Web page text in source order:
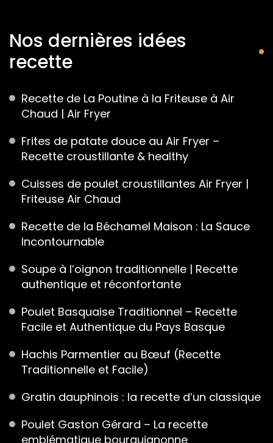
Nos dernières idées
recette
Recette de La Poutine à la Friteuse à Air
Chaud | Air Fryer
Frites de patate douce au Air Fryer –
Recette croustillante & healthy
Cuisses de poulet croustillantes Air Fryer |
Friteuse Air Chaud
Recette de la Béchamel Maison : La Sauce
Incontournable
Soupe à l’oignon traditionnelle | Recette
authentique et réconfortante
Poulet Basquaise Traditionnel – Recette
Facile et Authentique du Pays Basque
Hachis Parmentier au Bœuf (Recette
Traditionnelle et Facile)
Gratin dauphinois : la recette d’un classique
Poulet Gaston Gérard – La recette
emblématique bourguignonne